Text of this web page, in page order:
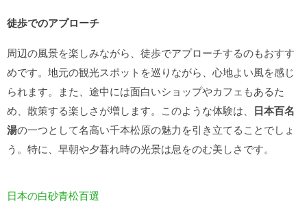
徒歩でのアプローチ
周辺の風景を楽しみながら、徒歩でアプローチするのもおすす
めです。地元の観光スポットを巡りながら、心地よい風を感じ
られます。また、途中には面白いショップやカフェもあるた
め、散策する楽しさが増します。このような体験は、 日本百名
湯の一つとして名高い千本松原の魅力を引き立てることでしょ
う。特に、早朝や夕暮れ時の光景は息をのむ美しさです。
日本の白砂青松百選